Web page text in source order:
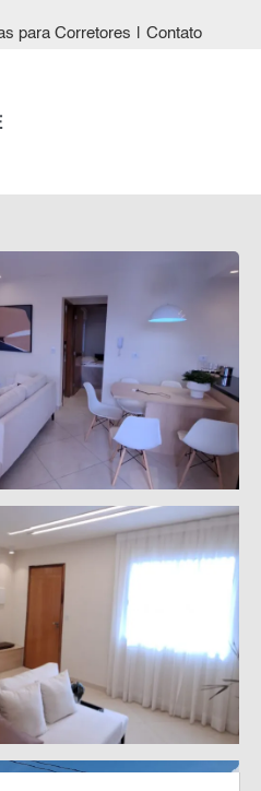
para Corretores Contato